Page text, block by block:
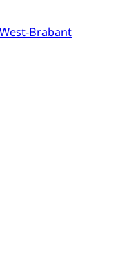
Brabant